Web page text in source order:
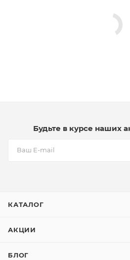
Будьте в курсе наших
КАТАЛОГ
АКЦИИ
БЛОГ